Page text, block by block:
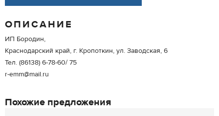
ОПИСАНИЕ
ИП Бородин,
Краснодарский край, г. Кропоткин, ул. Заводская, 6
Тел. (86138) 6-78-60/ 75
r-emm@mail.ru
Похожие предложения